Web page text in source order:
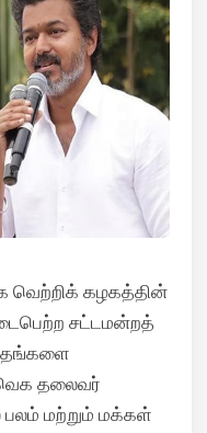
வெற்றிக் கழகத்தின்
சட்டமன்றத்
தலைவர்
மற்றும் மக்கள்